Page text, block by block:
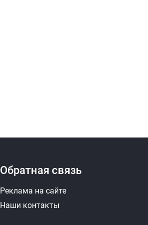
Обратная связь
Реклама на сайте
Наши контакты